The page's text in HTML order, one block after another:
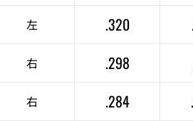
左 .320
右 .298
右 .284